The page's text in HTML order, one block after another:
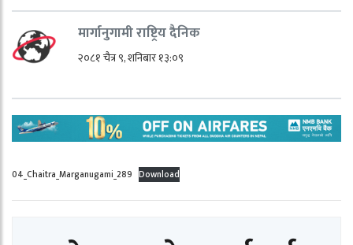
मार्गानुगामी राष्ट्रिय दैनिक
२०८१ चैत्र ९, शनिबार १३:०९
04_Chaitra_Marganugami_289 Download